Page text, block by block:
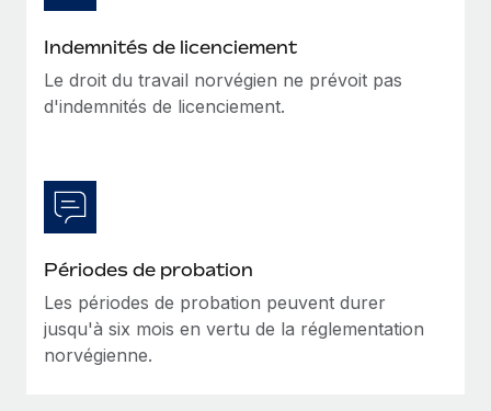
En savoir plus
Indemnités de licenciement
Le droit du travail norvégien ne prévoit pas
d'indemnités de licenciement.
Périodes de probation
Les périodes de probation peuvent durer
jusqu'à six mois en vertu de la réglementation
norvégienne.